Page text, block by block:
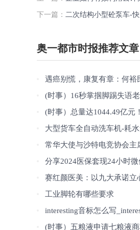
下一篇： 二次结构小型砼泵车-
奥一都市时报推荐文章
遇癌别慌，康复有章：何裕民教授新版
(时事）16秒掌掴脚踢失语
(时事）总量达1044.49亿元！
大型货车全自动洗车机-耗
常华大使与沙特电竞协会主席费萨
分享2024医保套现24小时
赛红颜医美：以九大承诺立心，以
工业脚轮有哪些要求
interesting音标怎么写
(时事）五粮液申请七粮液商